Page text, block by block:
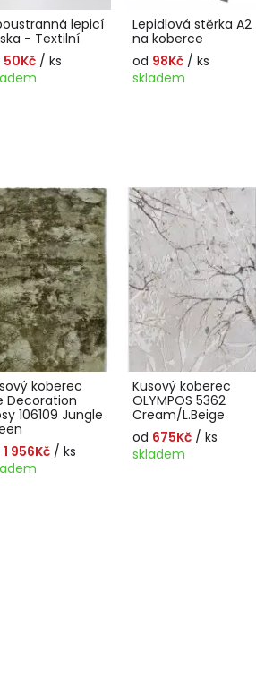
lepicí
- Textilní
50Kč / ks
Lepidlová stěrka A2
na koberce
od 98Kč / ks
skladem
koberec
Decoration
106109 Jungle
1 956Kč / ks
Kusový koberec
OLYMPOS 5362
Cream/L.Beige
od 675Kč / ks
skladem